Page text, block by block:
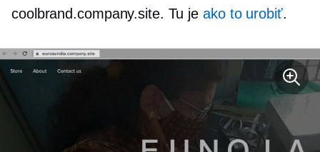
coolbrand.company.site. Tu je ako to urobiť.